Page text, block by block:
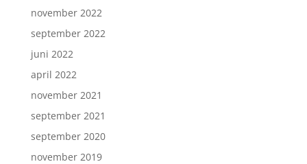
november 2022
september 2022
juni 2022
april 2022
november 2021
september 2021
september 2020
november 2019